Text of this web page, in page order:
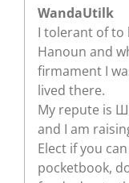
WandaUtilk
I tolerant of to
Hanoun and
firmament I
lived there.
My repute is
and I am
Elect if you
pocketbook,